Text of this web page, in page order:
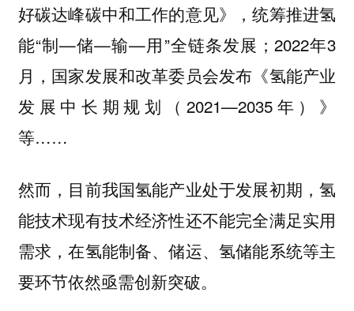
好碳达峰碳中和工作的意见》，统筹推进氢
能“制—储—输—用”全链条发展；2022年3
月，国家发展和改革委员会发布《氢能产业
发展中长期规划（2021—2035年）》
等……
然而，目前我国氢能产业处于发展初期，氢
能技术现有技术经济性还不能完全满足实用
需求，在氢能制备、储运、氢储能系统等主
要环节依然亟需创新突破。